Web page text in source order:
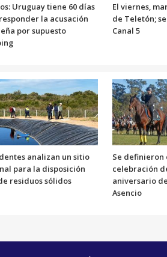
Uruguay tiene 60 días
la acusación
por supuesto
El viernes,
de Teletón;
Canal 5
analizan un sitio
para la disposición
residuos sólidos
Se definieron
celebración
aniversario
Asencio